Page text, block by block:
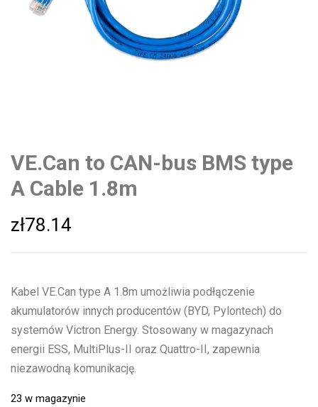
VE.Can to CAN-bus BMS type
A Cable 1.8m
zł78.14
Kabel VE.Can type A 1.8m umożliwia podłączenie
akumulatorów innych producentów (BYD, Pylontech) do
systemów Victron Energy. Stosowany w magazynach
energii ESS, MultiPlus-II oraz Quattro-II, zapewnia
niezawodną komunikację.
23 w magazynie